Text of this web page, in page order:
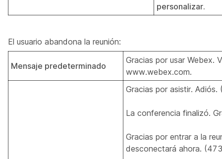
personalizar.
El usuario abandona la reunión:
Mensaje predeterminado
Gracias por usar Webex.
www.webex.com.
Gracias por asistir.
La conferencia finalizó.
Gracias por entrar a la
desconectará ahora.